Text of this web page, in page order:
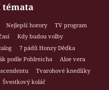
témata
Nejlepší horory
TV program
Kdy budou volby
7 pádů Honzy Dědka
podle Pohlreicha
Aloe vera
Tvarohové knedlíky
Švestkový koláč